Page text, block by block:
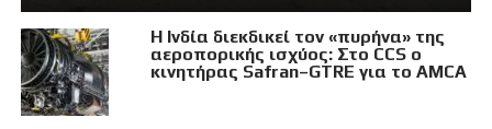
Η Ινδία διεκδικεί τον «πυρήνα» της
αεροπορικής ισχύος: Στο CCS ο
κινητήρας Safran–GTRE για το AMCA